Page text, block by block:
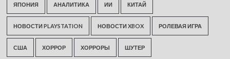
ЯПОНИЯ АНАЛИТИКА ИИ КИТАЙ
НОВОСТИ PLAYSTATION НОВОСТИ XBOX РОЛЕВАЯ ИГРА
США ХОРРОР ХОРРОРЫ ШУТЕР